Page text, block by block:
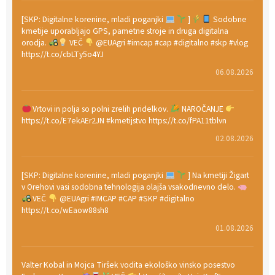
[SKP: Digitalne korenine, mladi poganjki ]
Sodobne
kmetije uporabljajo GPS, pametne stroje in druga digitalna
orodja.
VEČ
@EUAgri #imcap #cap #digitalno #skp #vlog
https://t.co/cbLTy5o4YJ
06.08.2026
Vrtovi in polja so polni zrelih pridelkov.
NAROČANJE
https://t.co/E7ekAEr2JN #kmetijstvo https://t.co/fPA11tblvn
02.08.2026
[SKP: Digitalne korenine, mladi poganjki
] Na kmetiji Žigart
v Orehovi vasi sodobna tehnologija olajša vsakodnevno delo.
VEČ
@EUAgri #IMCAP #CAP #SKP #digitalno
https://t.co/wEaow88sh8
01.08.2026
Valter Kobal in Mojca Tiršek vodita ekološko vinsko posestvo